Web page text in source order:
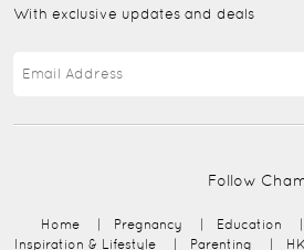
With exclusive updates and deals
Follow
Home Pregnancy Education
Inspiration & Lifestyle
Parenting